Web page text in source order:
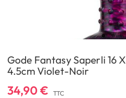
Gode Fantasy Saperli 16 X
4.5cm Violet-Noir
34,90 € TTC